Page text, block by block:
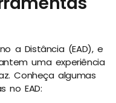
a Distância (EAD), e
uma experiência
Conheça algumas
no EAD: